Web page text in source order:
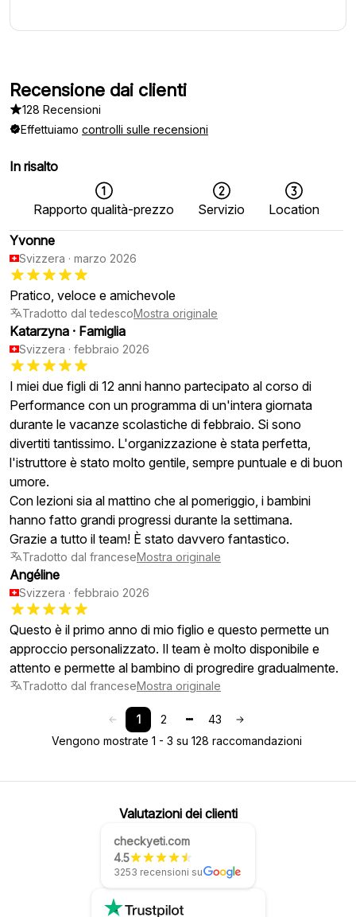
Recensione dai clienti
128 Recensioni
Effettuiamo controlli sulle recensioni
In risalto
Rapporto qualità-prezzo Servizio
Location
Yvonne
Svizzera · marzo 2026
Pratico, veloce e amichevole
Tradotto dal tedescoMostra originale
Katarzyna · Famiglia
Svizzera · febbraio 2026
I miei due figli di 12 anni hanno partecipato al corso di
Performance con un programma di un'intera giornata
durante le vacanze scolastiche di febbraio. Si sono
divertiti tantissimo. L'organizzazione è stata perfetta,
l'istruttore è stato molto gentile, sempre puntuale e di buon
umore.
Con lezioni sia al mattino che al pomeriggio, i bambini
hanno fatto grandi progressi durante la settimana.
Grazie a tutto il team! È stato davvero fantastico.
Tradotto dal franceseMostra originale
Angéline
Svizzera · febbraio 2026
Questo è il primo anno di mio figlio e questo permette un
approccio personalizzato. Il team è molto disponibile e
attento e permette al bambino di progredire gradualmente.
Tradotto dal franceseMostra originale
1 2
43
Vengono mostrate 1 - 3 su 128 raccomandazioni
Valutazioni dei clienti
checkyeti.com
4.5
3253 recensioni su